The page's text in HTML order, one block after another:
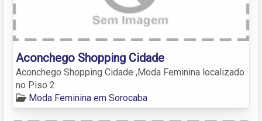
Aconchego Shopping Cidade
Aconchego Shopping Cidade ,Moda Feminina localizado
no Piso 2
Moda Feminina em Sorocaba